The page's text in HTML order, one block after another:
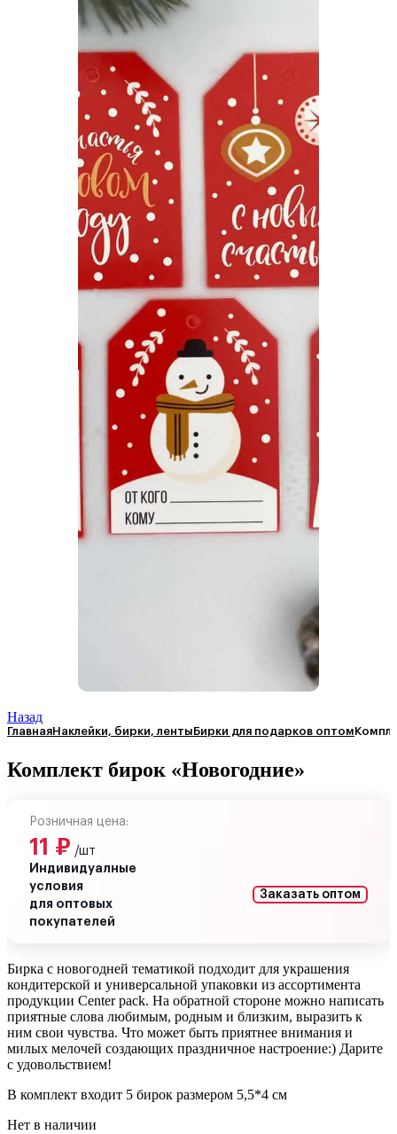
Назад
ГлавнаяНаклейки, бирки, лентыБирки для подарков оптом
Комплект бирок «Новогодние»
Розничная цена:
11 ₽ /шт
Индивидуалные
условия
для оптовых
покупателей
Заказать оптом
Бирка с новогодней тематикой подходит для украшения
кондитерской и универсальной упаковки из ассортимента
продукции Center pack. На обратной стороне можно написать
приятные слова любимым, родным и близким, выразить к
ним свои чувства. Что может быть приятнее внимания и
милых мелочей создающих праздничное настроение:) Дарите
с удовольствием!
В комплект входит 5 бирок размером 5,5*4 см
Нет в наличии